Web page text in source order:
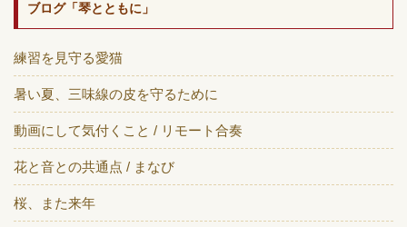
ブログ「琴とともに」
練習を見守る愛猫
暑い夏、三味線の皮を守るために
動画にして気付くこと / リモート合奏
花と音との共通点 / まなび
桜、また来年